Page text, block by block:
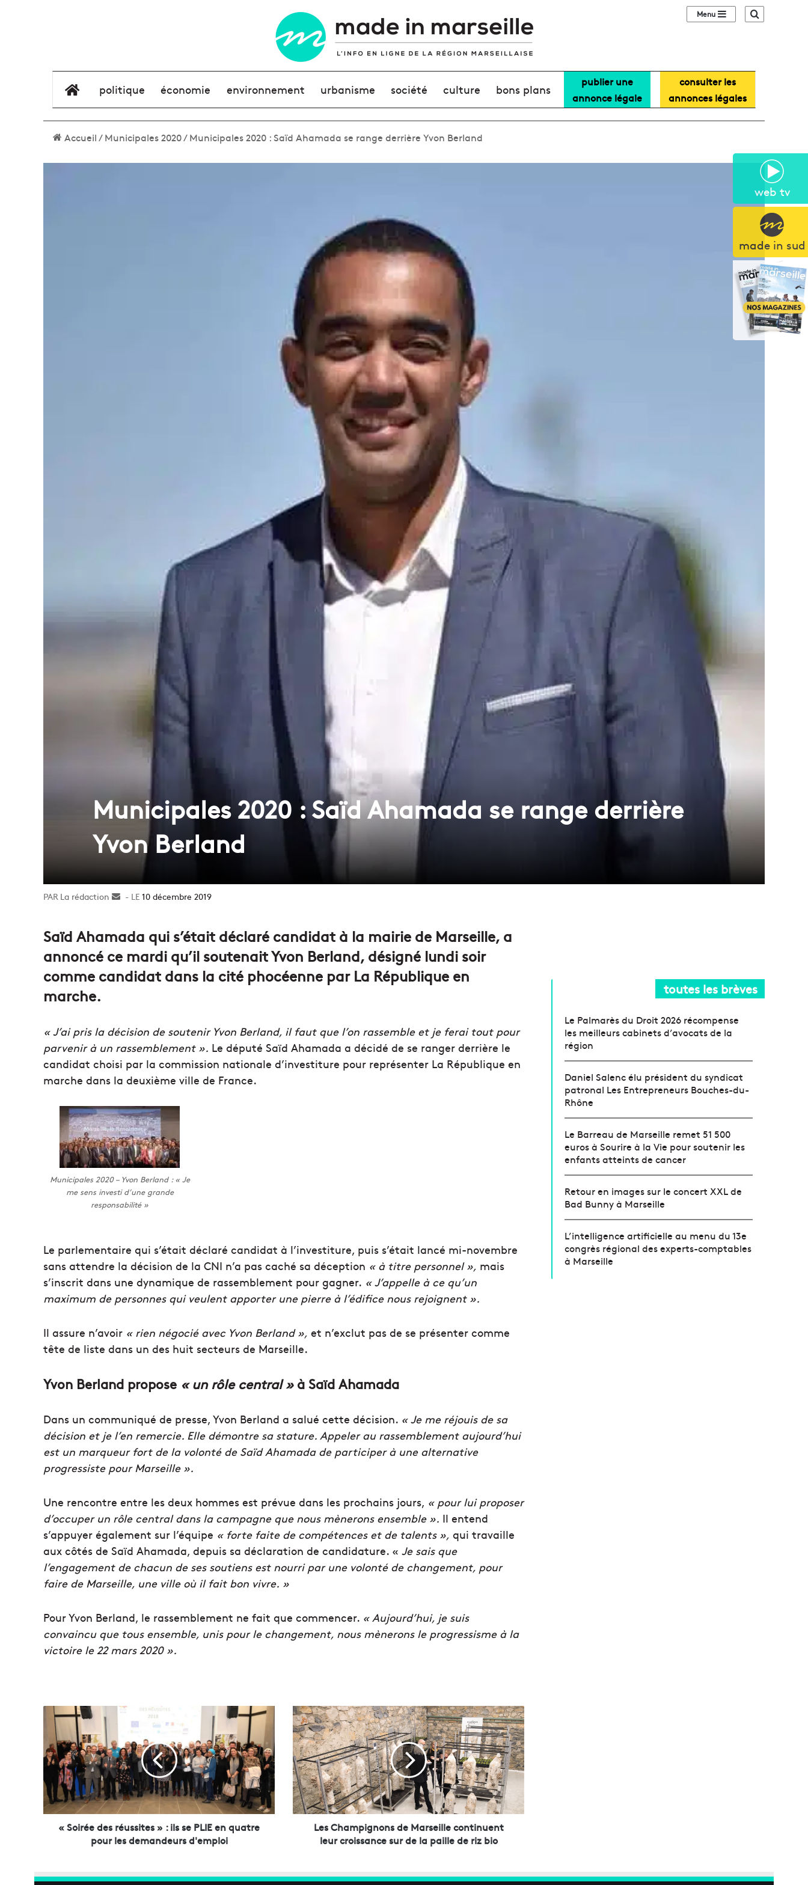
web tv
made in sud
Sidebar (barre
élément de menu
politique économie environnement urbanisme société culture bons plans
publier une
annonce légale
consulter les
annonces légales
Accueil/Municipales 2020/Municipales 2020 : Saïd Ahamada se range derrière Yvon Berland
Municipales 2020 : Saïd Ahamada se range derrière
Yvon Berland
La rédaction
Envoyer10 décembre 2019
Saïd Ahamada qui s’était déclaré candidat à la mairie de Marseille, a
annoncé ce mardi qu’il soutenait Yvon Berland, désigné lundi soir
comme candidat dans la cité phocéenne par La République en
marche.
« J’ai pris la décision de soutenir Yvon Berland, il faut que l’on rassemble et je ferai tout pour
parvenir à un rassemblement ». Le député Saïd Ahamada a décidé de se ranger derrière le
candidat choisi par la commission nationale d’investiture pour représenter La République en
marche dans la deuxième ville de France.
Municipales 2020 – Yvon Berland : « Je
me sens investi d’une grande
responsabilité »
Le parlementaire qui s’était déclaré candidat à l’investiture, puis s’était lancé mi-novembre
sans attendre la décision de la CNI n’a pas caché sa déception « à titre personnel », mais
s’inscrit dans une dynamique de rassemblement pour gagner. « J’appelle à ce qu’un
maximum de personnes qui veulent apporter une pierre à l’édifice nous rejoignent ».
Il assure n’avoir « rien négocié avec Yvon Berland », et n’exclut pas de se présenter comme
tête de liste dans un des huit secteurs de Marseille.
Yvon Berland propose « un rôle central »à Saïd Ahamada
Dans un communiqué de presse, Yvon Berland a salué cette décision. « Je me réjouis de sa
décision et je l’en remercie. Elle démontre sa stature. Appeler au rassemblement aujourd’hui
est un marqueur fort de la volonté de Saïd Ahamada de participer à une alternative
progressiste pour Marseille ».
Une rencontre entre les deux hommes est prévue dans les prochains jours, « pour lui proposer
d’occuper un rôle central dans la campagne que nous mènerons ensemble ». Il entend
s’appuyer également sur l’équipe « forte faite de compétences et de talents », qui travaille
aux côtés de Saïd Ahamada, depuis sa déclaration de candidature. « Je sais que
l’engagement de chacun de ses soutiens est nourri par une volonté de changement, pour
faire de Marseille, une ville où il fait bon vivre. »
Pour Yvon Berland, le rassemblement ne fait que commencer. « Aujourd’hui, je suis
convaincu que tous ensemble, unis pour le changement, nous mènerons le progressisme à la
victoire le 22 mars 2020 ».
o
é
e
d
u
« Soirée des réussites » : ils se PLIE en quatre
pour les demandeurs d'emploi
L
e
s
C
h
a
m
p
i
s
Les Champignons de Marseille continuent
leur croissance sur de la paille de riz bio
toutes les brèves
Le Palmarès du Droit 2026 récompense
les meilleurs cabinets d’avocats de la
région
Daniel Salenc élu président du syndicat
patronal Les Entrepreneurs Bouches-du-
Rhône
Le Barreau de Marseille remet 51 500
euros à Sourire à la Vie pour soutenir les
enfants atteints de cancer
Retour en images sur le concert XXL de
Bad Bunny à Marseille
L’intelligence artificielle au menu du 13e
congrès régional des experts-comptables
à Marseille